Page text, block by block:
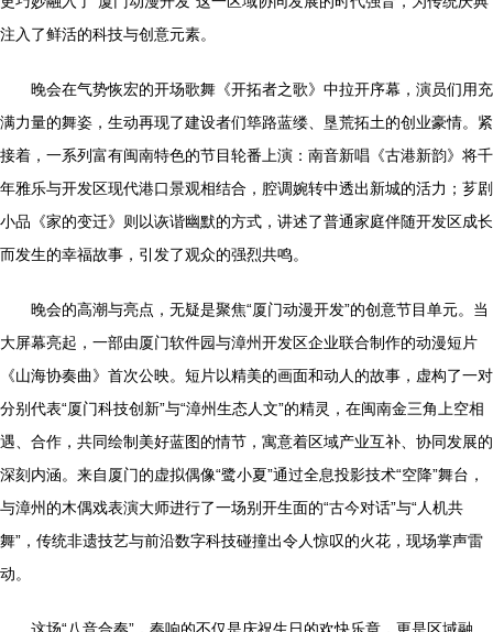
注入了鲜活的科技与创意元素。
晚会在气势恢宏的开场歌舞《开拓者之歌》中拉开序幕，演员们用充
满力量的舞姿，生动再现了建设者们筚路蓝缕、垦荒拓土的创业豪情。紧
接着，一系列富有闽南特色的节目轮番上演：南音新唱《古港新韵》将千
年雅乐与开发区现代港口景观相结合，腔调婉转中透出新城的活力；芗剧
小品《家的变迁》则以诙谐幽默的方式，讲述了普通家庭伴随开发区成长
而发生的幸福故事，引发了观众的强烈共鸣。
晚会的高潮与亮点，无疑是聚焦“厦门动漫开发”的创意节目单元。当
大屏幕亮起，一部由厦门软件园与漳州开发区企业联合制作的动漫短片
《山海协奏曲》首次公映。短片以精美的画面和动人的故事，虚构了一对
分别代表“厦门科技创新”与“漳州生态人文”的精灵，在闽南金三角上空相
遇、合作，共同绘制美好蓝图的情节，寓意着区域产业互补、协同发展的
深刻内涵。来自厦门的虚拟偶像“鹭小夏”通过全息投影技术“空降”舞台，
与漳州的木偶戏表演大师进行了一场别开生面的“古今对话”与“人机共
舞”，传统非遗技艺与前沿数字科技碰撞出令人惊叹的火花，现场掌声雷
动。